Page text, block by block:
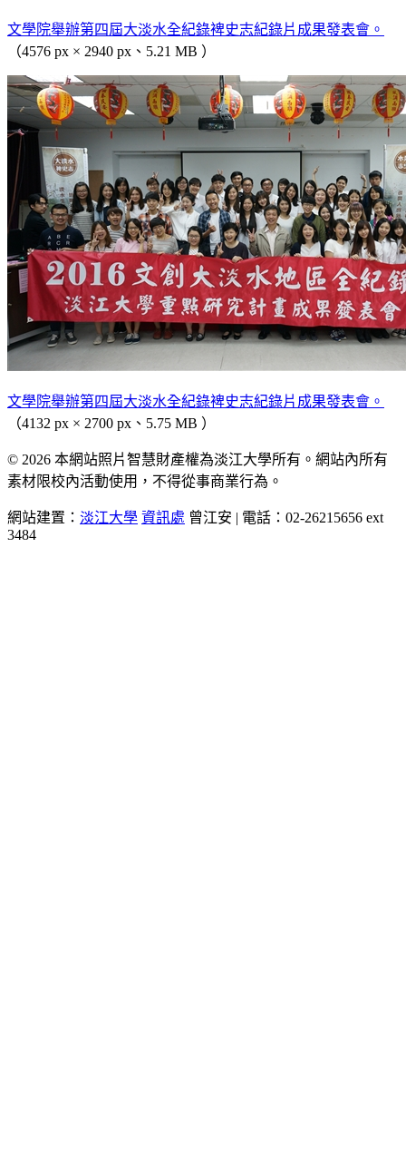
文學院舉辦第四屆大淡水全紀錄裨史志紀錄片成果發表會。
（4576 px × 2940 px、5.21 MB ）
文學院舉辦第四屆大淡水全紀錄裨史志紀錄片成果發表會。
（4132 px × 2700 px、5.75 MB ）
© 2026 本網站照片智慧財產權為淡江大學所有。網站內所有
素材限校內活動使用，不得從事商業行為。
網站建置： 淡江大學 資訊處 曾江安 | 電話：02-26215656 ext
3484